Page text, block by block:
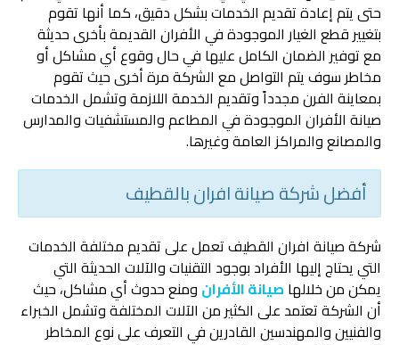
حتى يتم إعادة تقديم الخدمات بشكل دقيق، كما أنها تقوم
بتغيير قطع الغيار الموجودة في الأفران القديمة بأخرى حديثة
مع توفير الضمان الكامل عليها في حال وقوع أي مشاكل أو
مخاطر سوف يتم التواصل مع الشركة مرة أخرى حيث تقوم
بمعاينة الفرن مجدداً وتقديم الخدمة اللازمة وتشمل الخدمات
صيانة الأفران الموجودة في المطاعم والمستشفيات والمدارس
والمصانع والمراكز العامة وغيرها.
أفضل شركة صيانة افران بالقطيف
شركة صيانة افران القطيف تعمل على تقديم مختلفة الخدمات
التي يحتاج إليها الأفراد بوجود التقنيات والآلات الحديثة التي
يمكن من خلالهاصيانة الأفران ومنع حدوث أي مشاكل، حيث
أن الشركة تعتمد على الكثير من الآلات المختلفة وتشمل الخبراء
والفنيين والمهندسين القادرين في التعرف على نوع المخاطر